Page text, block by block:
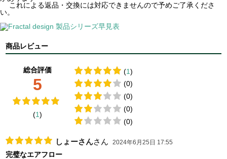
これによる返品・交換には対応できませんので予めご了承くださ
い。
商品レビュー
総合評価
5
(1)
(1)
(0)
(0)
(0)
(0)
しょーさんさん 2024年6月25日 17:55
完璧なエアフロー